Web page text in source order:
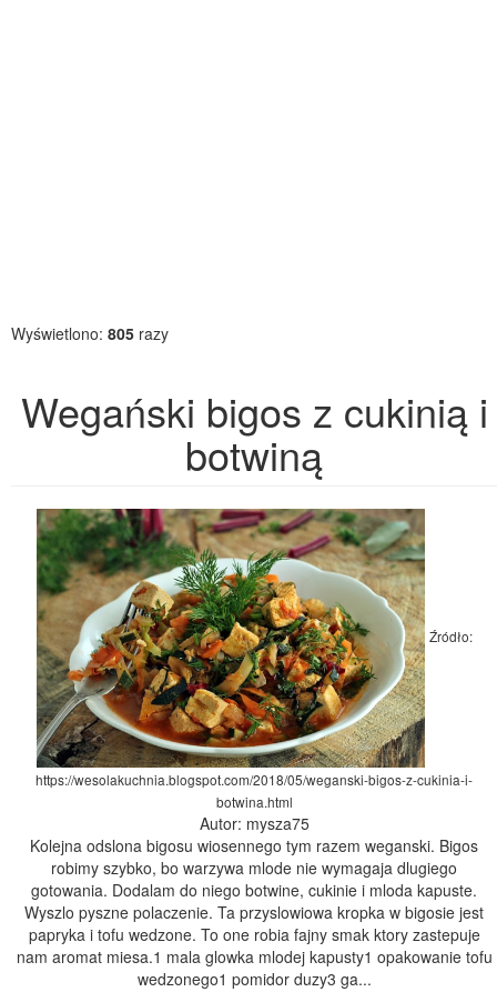
Wyświetlono: 805 razy
Wegański bigos z cukinią i
botwiną
Źródło:
https://wesolakuchnia.blogspot.com/2018/05/weganski-bigos-z-cukinia-i-
botwina.html
Autor: mysza75
Kolejna odslona bigosu wiosennego tym razem weganski. Bigos
robimy szybko, bo warzywa mlode nie wymagaja dlugiego
gotowania. Dodalam do niego botwine, cukinie i mloda kapuste.
Wyszlo pyszne polaczenie. Ta przyslowiowa kropka w bigosie jest
papryka i tofu wedzone. To one robia fajny smak ktory zastepuje
nam aromat miesa.1 mala glowka mlodej kapusty1 opakowanie tofu
wedzonego1 pomidor duzy3 ga...